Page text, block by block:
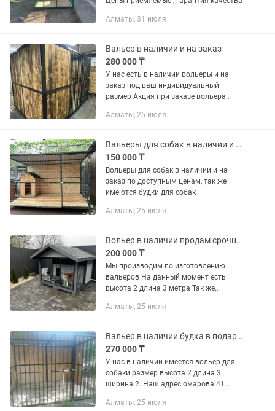
Алматы, 31 июля
Вальер в наличии и на заказ
280 000 ₸
У нас есть в наличии вольеры и на
заказ под ваш индивидуальный
размер Акция при заказе вольера
Алматы, 25 июля
Вальеры для собак в наличии и на заказ
150 000 ₸
Вольеры для собак в наличии и на
заказ по доступным ценам, так же
имеются будки для собак
Алматы, 25 июля
Вольер в наличии продам срочно новый размер 3 м
200 000 ₸
Мы производим по изготовлению
вальеров На данный момент есть
высота 2 длина 3 метра Так же
индивидуальным размерам
Алматы, 25 июля
Вальер в наличии будка в подарок
270 000 ₸
У нас в наличии имеется вольер для
собаки размер высота 2 длина 3
ширина 2. Наш адрес омарова 41
Алматы, 25 июля